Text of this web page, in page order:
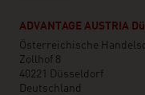
ADVANTAGE AUSTRIA
Österreichische
Zollhof 8
40221 Düsseldorf
Deutschland